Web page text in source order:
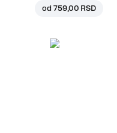
od 759,00 RSD